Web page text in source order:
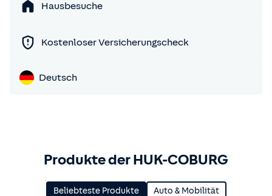
Hausbesuche
Kostenloser Versicherungscheck
Deutsch
Produkte der HUK-COBURG
Beliebteste Produkte Auto & Mobilität